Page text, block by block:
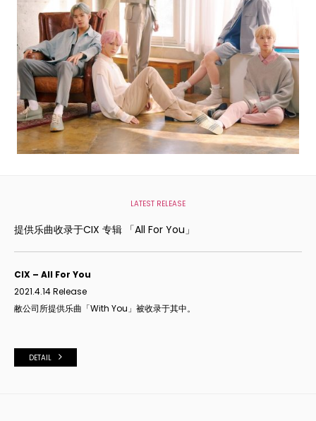
LATEST RELEASE
提供乐曲收录于CIX 专辑 「All For You」
CIX – All For You
2021.4.14 Release
敝公司所提供乐曲「With You」 被收录于其中。
DETAIL